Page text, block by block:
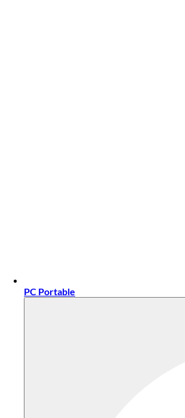
PC Portable